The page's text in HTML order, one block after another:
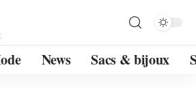
News Sacs & bijoux